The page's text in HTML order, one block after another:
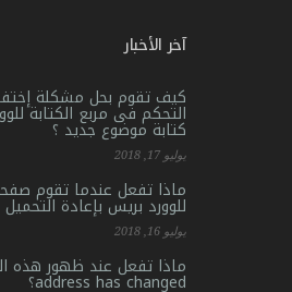
آخر الأخبار
كيف تقوم بحل مشكلة
التحكم فى مربع الكتابة
كتابة موضوع جديد ؟
يوليو 17, 2018
ماذا تفعل عندما تقوم
للوورد بريس بإعادة التحميل
يوليو 16, 2018
address has changed؟